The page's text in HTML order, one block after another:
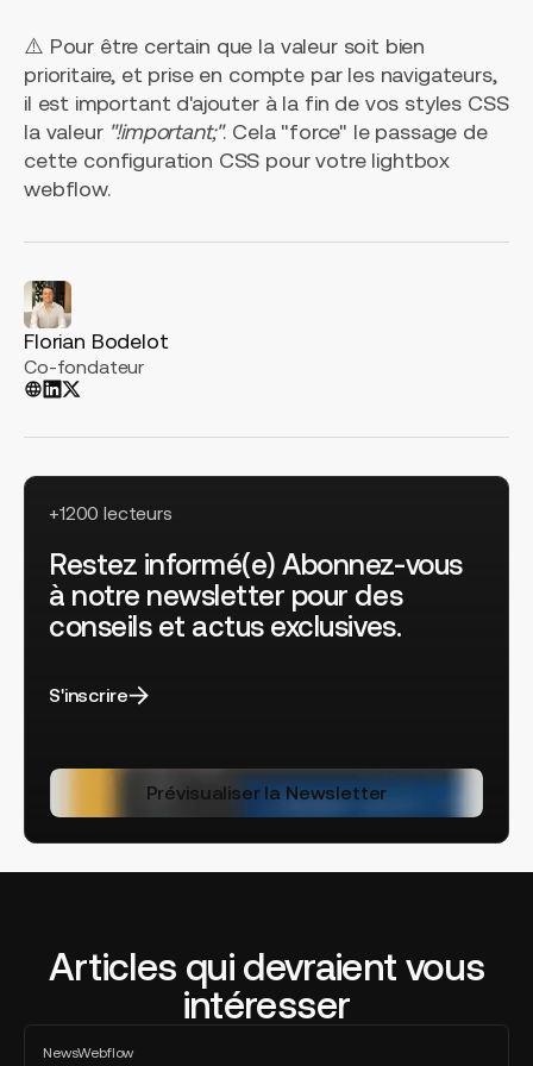
⚠️ Pour être certain que la valeur soit bien
prioritaire, et prise en compte par les navigateurs,
il est important d'ajouter à la fin de vos styles CSS
la valeur "!important;". Cela "force" le passage de
cette configuration CSS pour votre lightbox
webflow.
Florian Bodelot
Co-fondateur
+1200 lecteurs
Restez informé(e) Abonnez-vous
à notre newsletter pour des
conseils et actus exclusives.
S'inscrire
Prévisualiser la Newsletter
Articles qui devraient vous
intéresser
NewsWebflow
Tout
Lucas
Clairet